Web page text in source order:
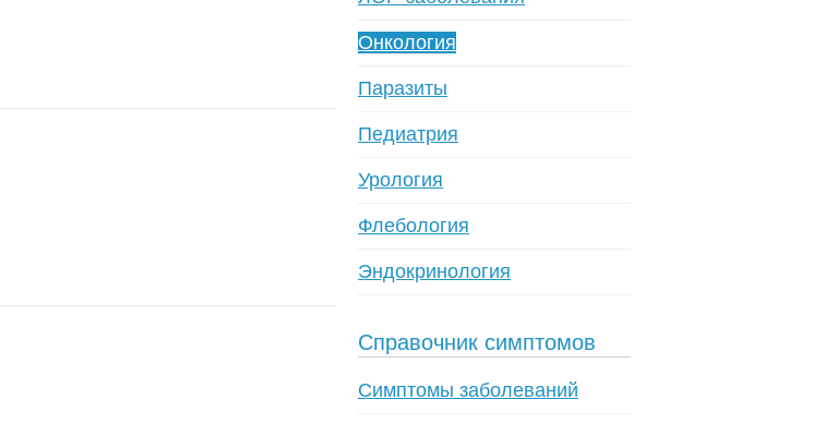
Онкология
Паразиты
Педиатрия
Урология
Флебология
Эндокринология
Справочник симптомов
Симптомы заболеваний